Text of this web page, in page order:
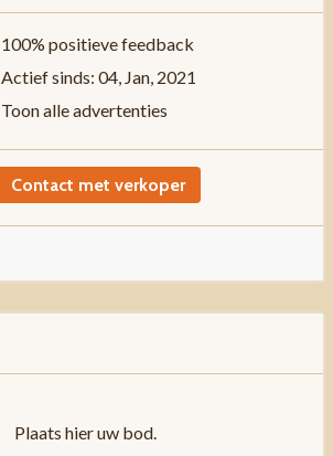
100% positieve feedback
Actief sinds: 04, Jan, 2021
Toon alle advertenties
Contact met verkoper
Plaats hier uw bod.